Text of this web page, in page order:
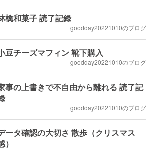
檎和菓子 読了記録
goodday20221010のブログ
豆チーズマフィン 靴下購入
goodday20221010のブログ
事の上書きで不自由から離れる 読了記
goodday20221010のブログ
ータ確認の大切さ 散歩（クリスマス
）